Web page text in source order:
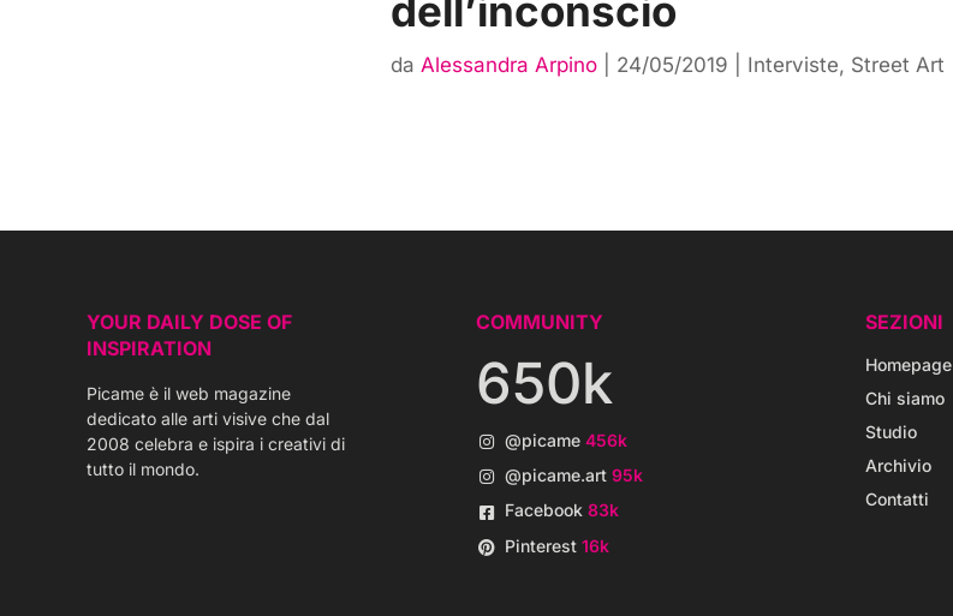
dell’inconscio
daAlessandra Arpino 24/05/2019 Interviste, Street Art
YOUR DAILY DOSE OF
INSPIRATION
Picame è il web magazine
dedicato alle arti visive che dal
2008 celebra e ispira i creativi di
tutto il mondo.
COMMUNITY
650k
@picame 456k
@picame.art 95k
Facebook 83k
Pinterest 16k
SEZIONI
Homepage
Chi siamo
Studio
Archivio
Contatti